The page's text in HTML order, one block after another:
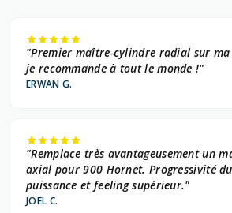
"Premier maître-cylindre radial sur
je recommande à tout le monde !"
ERWAN G.
"Remplace très avantageusement un
axial pour 900 Hornet. Progressivité
puissance et feeling supérieur."
JOËL C.